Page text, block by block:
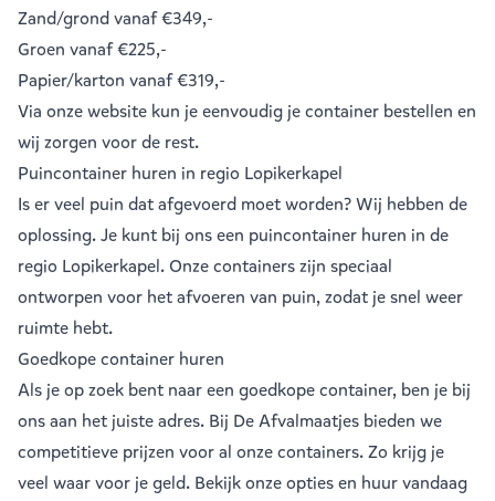
Zand/grondvanaf €349,-
Groen vanaf €225,-
Papier/karton vanaf €319,-
Via onze website kun je eenvoudig jecontainer bestellen en
wij zorgen voor de rest.
Puincontainer huren in regio Lopikerkapel
Is er veel puin dat afgevoerd moet worden? Wij hebben de
oplossing. Je kunt bij ons een puincontainer huren in de
regio Lopikerkapel. Onze containers zijn speciaal
ontworpen voor het afvoeren van puin, zodat je snel weer
ruimte hebt.
Goedkope container huren
Als je op zoek bent naar een goedkope container, ben je bij
ons aan het juiste adres. Bij De Afvalmaatjes bieden we
competitieve prijzen voor al onze containers. Zo krijg je
veel waar voor je geld. Bekijk onze opties en huur vandaag